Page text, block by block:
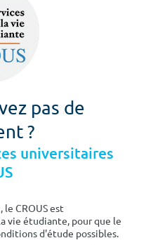
pas de
?
universitaires
CROUS est
vie étudiante, pour que le
d'étude possibles.